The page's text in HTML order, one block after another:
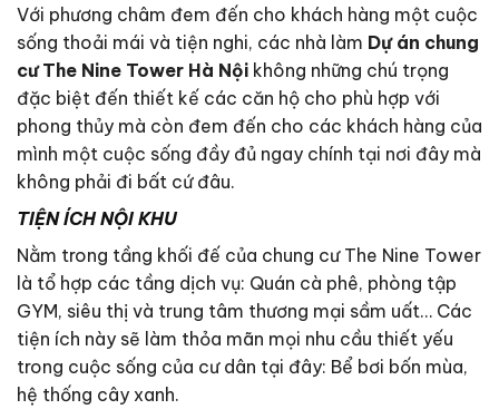
Với phương châm đem đến cho khách hàng một cuộc
sống thoải mái và tiện nghi, các nhà làm Dự án chung
cư The Nine Tower Hà Nội không những chú trọng
đặc biệt đến thiết kế các căn hộ cho phù hợp với
phong thủy mà còn đem đến cho các khách hàng của
mình một cuộc sống đầy đủ ngay chính tại nơi đây mà
không phải đi bất cứ đâu.
TIỆN ÍCH NỘI KHU
Nằm trong tầng khối đế của chung cư The Nine Tower
là tổ hợp các tầng dịch vụ: Quán cà phê, phòng tập
GYM, siêu thị và trung tâm thương mại sầm uất… Các
tiện ích này sẽ làm thỏa mãn mọi nhu cầu thiết yếu
trong cuộc sống của cư dân tại đây: Bể bơi bốn mùa,
hệ thống cây xanh.